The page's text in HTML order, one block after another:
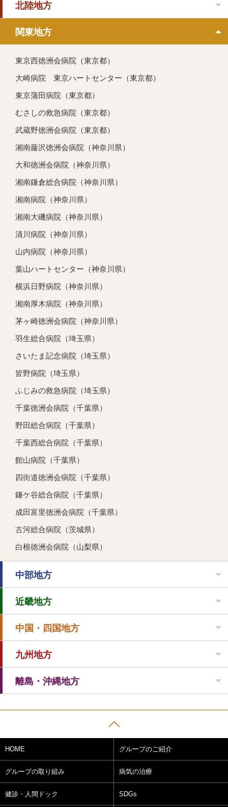
北陸地方
関東地方
東京西徳洲会病院（東京都）
大崎病院 東京ハートセンター（東京都）
東京蒲田病院（東京都）
むさしの救急病院（東京都）
武蔵野徳洲会病院（東京都）
湘南藤沢徳洲会病院（神奈川県）
大和徳洲会病院（神奈川県）
湘南鎌倉総合病院（神奈川県）
湘南病院（神奈川県）
湘南大磯病院（神奈川県）
清川病院（神奈川県）
山内病院（神奈川県）
葉山ハートセンター（神奈川県）
横浜日野病院（神奈川県）
湘南厚木病院（神奈川県）
茅ヶ崎徳洲会病院（神奈川県）
羽生総合病院（埼玉県）
さいたま記念病院（埼玉県）
皆野病院（埼玉県）
ふじみの救急病院（埼玉県）
千葉徳洲会病院（千葉県）
野田総合病院（千葉県）
千葉西総合病院（千葉県）
館山病院（千葉県）
四街道徳洲会病院（千葉県）
鎌ケ谷総合病院（千葉県）
成田富里徳洲会病院（千葉県）
古河総合病院（茨城県）
白根徳洲会病院（山梨県）
中部地方
近畿地方
中国・四国地方
九州地方
離島・沖縄地方
HOME グループのご紹介
グループの取り組み 病気の治療
健診・人間ドック SDGs